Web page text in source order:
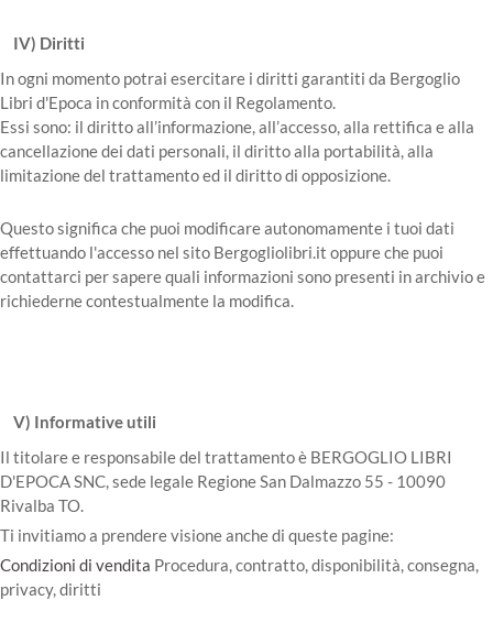
IV) Diritti
In ogni momento potrai esercitare i diritti garantiti da Bergoglio
Libri d'Epoca in conformità con il Regolamento.
Essi sono: il diritto all’informazione, all’accesso, alla rettifica e alla
cancellazione dei dati personali, il diritto alla portabilità, alla
limitazione del trattamento ed il diritto di opposizione.
Questo significa che puoi modificare autonomamente i tuoi dati
effettuando l'accesso nel sito Bergogliolibri.it oppure che puoi
contattarci per sapere quali informazioni sono presenti in archivio e
richiederne contestualmente la modifica.
V) Informative utili
Il titolare e responsabile del trattamento è BERGOGLIO LIBRI
D'EPOCA SNC, sede legale Regione San Dalmazzo 55 - 10090
Rivalba TO.
Ti invitiamo a prendere visione anche di queste pagine:
Condizioni di vendita Procedura, contratto, disponibilità, consegna,
privacy, diritti